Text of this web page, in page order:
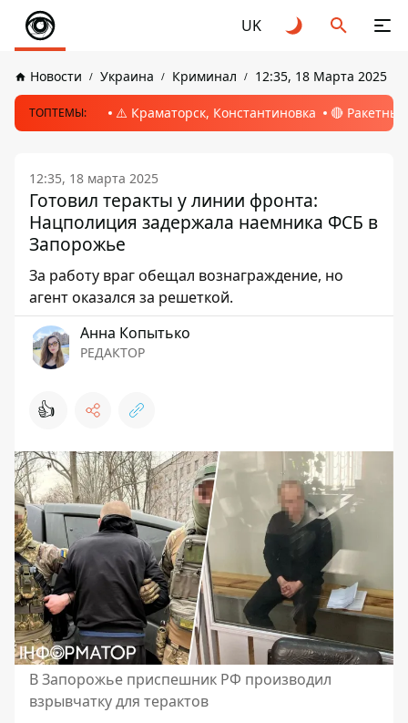
UK
Новости Украина Криминал 12:35, 18 Марта 2025
ТОПТЕМЫ: ⚠️ Краматорск, Константиновка 🔴
12:35, 18 марта 2025
Готовил теракты у линии фронта:
Нацполиция задержала наемника ФСБ в
Запорожье
За работу враг обещал вознаграждение, но
агент оказался за решеткой.
Анна Копытько
РЕДАКТОР
👍
В Запорожье приспешник РФ производил
взрывчатку для терактов